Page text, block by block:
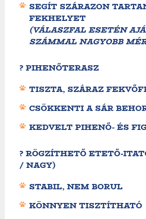
SEGÍT SZÁRAZON
FEKHELYET
(VÁLASZFAL ESETÉN
SZÁMMAL NAGYOBB
? PIHENŐTERASZ
TISZTA, SZÁRAZ
CSÖKKENTI A SÁR
KEDVELT PIHENŐ- ÉS
?️ RÖGZÍTHETŐ ETETŐ-
/ NAGY)
STABIL, NEM BORUL
KÖNNYEN TISZTÍTHATÓ